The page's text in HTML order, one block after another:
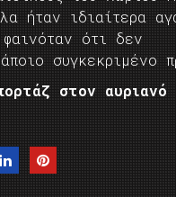
ήταν ιδιαίτερα
ότι δεν
συγκεκριμένο
στον αυριανό